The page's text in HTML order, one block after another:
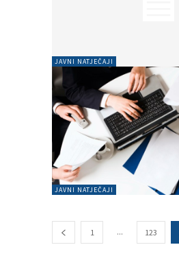
JAVNI NATJEČAJI
JAVNI NATJEČAJI
1 ... 123